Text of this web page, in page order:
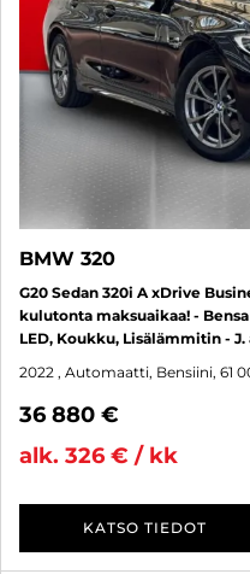
BMW 320
G20 Sedan 320i A xDrive
kulutonta maksuaikaa! -
LED, Koukku, Lisälämmitin -
2022 , Automaatti, Bensiini, 61
36 880 €
alk. 326 € / kk
KATSO TIEDOT